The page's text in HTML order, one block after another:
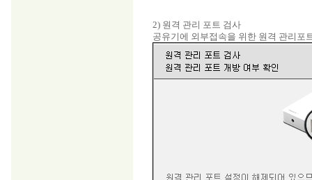
2) 원격 관리 포트 검사
공유기에 외부접속을 위한 원격 관리포